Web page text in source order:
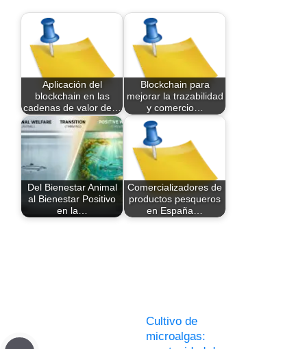
Aplicación del
blockchain en las
cadenas de valor de…
Blockchain para
mejorar la trazabilidad
y comercio…
Del Bienestar Animal
al Bienestar Positivo
en la…
Comercializadores de
productos pesqueros
en España…
Cultivo de
microalgas: